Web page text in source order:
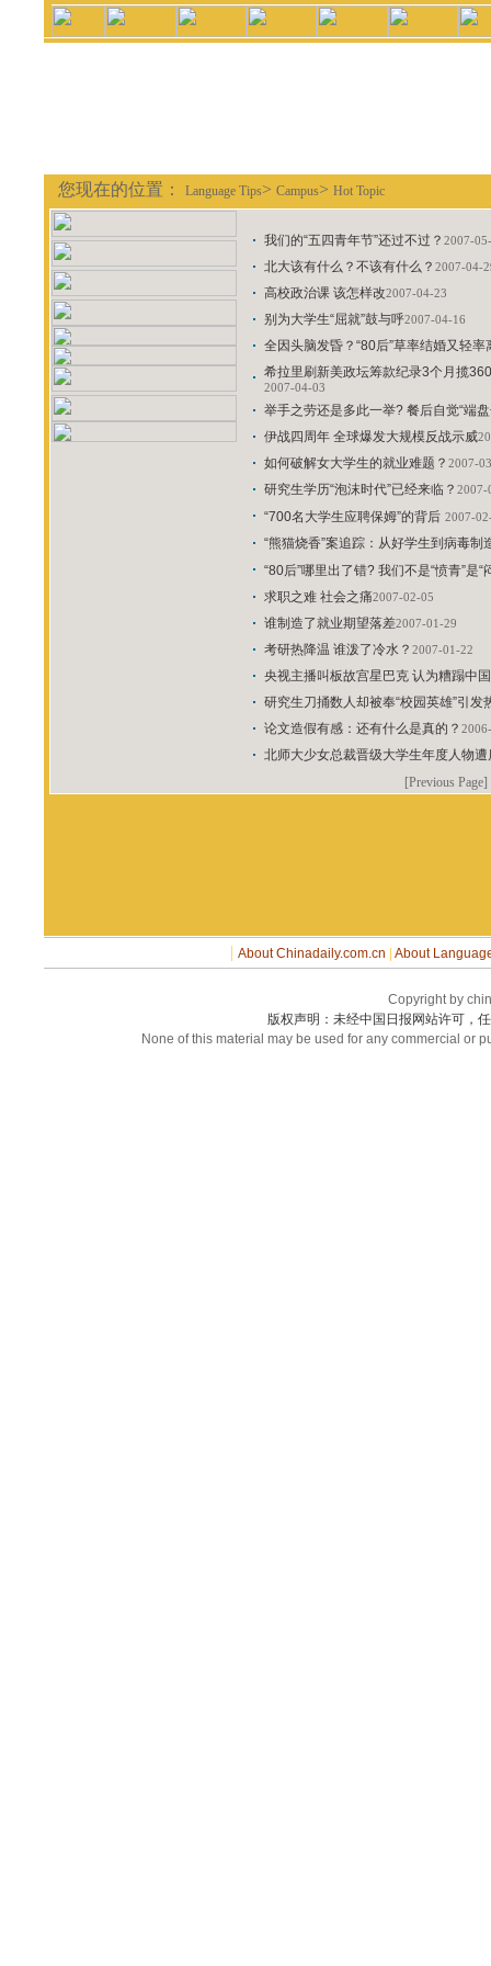
您现在的位置： Language Tips> Campus> Hot Topic
我们的“五四青年节”还过不过？ 2007-
北大该有什么？不该有什么？ 2007-04-
高校政治课 该怎样改2007-04-23
别为大学生“屈就”鼓与呼2007-04-16
全因头脑发昏？“80后”草率结婚又轻率
希拉里刷新美政坛筹款纪录3个月揽
2007-04-03
举手之劳还是多此一举? 餐后自觉“端
伊战四周年 全球爆发大规模反战示威
如何破解女大学生的就业难题？ 2007-
研究生学历“泡沫时代”已经来临？ 2007-
“700名大学生应聘保姆”的背后 2007-
“熊猫烧香”案追踪：从好学生到病毒制
“80后”哪里出了错? 我们不是“愤青”是“
求职之难 社会之痛2007-02-05
谁制造了就业期望落差2007-01-29
考研热降温 谁泼了冷水？ 2007-01-22
央视主播叫板故宫星巴克 认为糟蹋中
研究生刀捅数人却被奉“校园英雄”引发
论文造假有感：还有什么是真的？
北师大少女总裁晋级大学生年度人物遭
[Previous Page]
| About Chinadaily.com.cn About
Copyright by
版权声明：未经中国日报网站许可，
None of this material may be used for any commercial or